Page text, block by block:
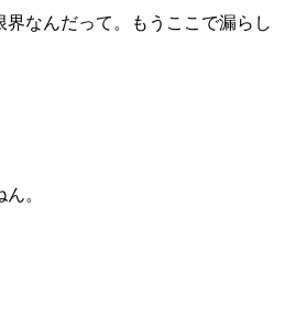
界なんだって。もうここで漏らし
。